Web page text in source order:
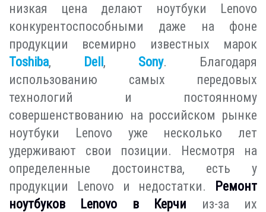
низкая цена делают ноутбуки Lenovo
конкурентоспособными даже на фоне
продукции всемирно известных марок
Toshiba, Dell , Sony. Благодаря
использованию самых передовых
технологий и постоянному
совершенствованию на российском рынке
ноутбуки Lenovo уже несколько лет
удерживают свои позиции. Несмотря на
определенные достоинства, есть у
продукции Lenovo и недостатки.
Ремонт
ноутбуков Lenovo в Керчи из-за их